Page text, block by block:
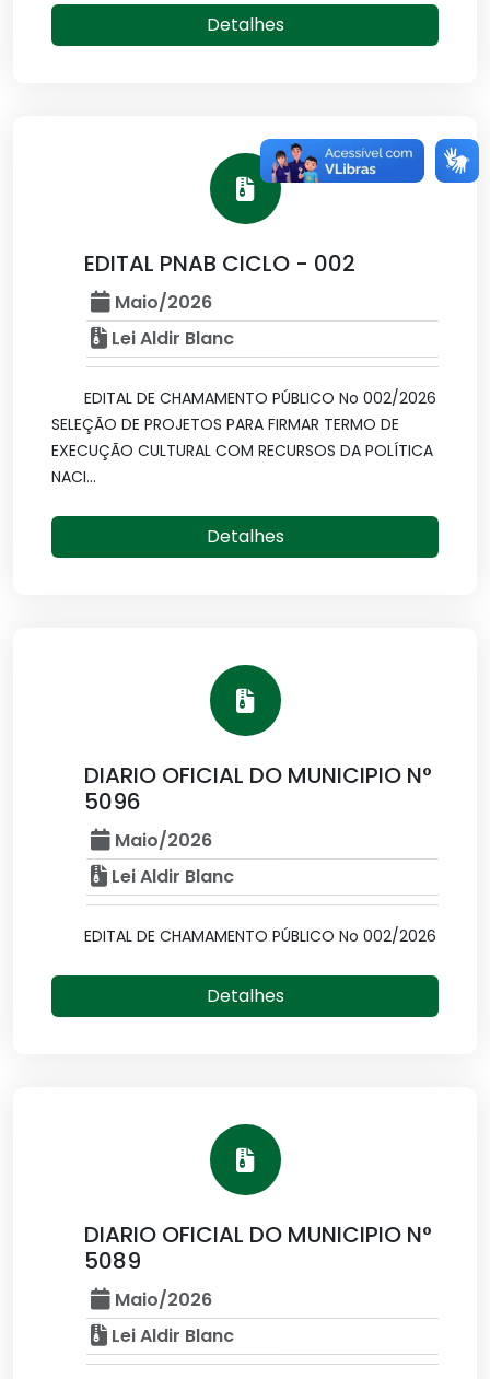
Detalhes
EDITAL PNAB CICLO - 002
Maio/2026
Lei Aldir Blanc
EDITAL DE CHAMAMENTO PÚBLICO No 002/2026
SELEÇÃO DE PROJETOS PARA FIRMAR TERMO DE
EXECUÇÃO CULTURAL COM RECURSOS DA POLÍTICA
NACI...
Detalhes
DIARIO OFICIAL DO MUNICIPIO N°
5096
Maio/2026
Lei Aldir Blanc
EDITAL DE CHAMAMENTO PÚBLICO No 002/2026
Detalhes
DIARIO OFICIAL DO MUNICIPIO N°
5089
Maio/2026
Lei Aldir Blanc